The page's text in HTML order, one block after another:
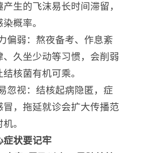
生的飞沫易长时间滞留，
概率。
偏弱：熬夜备考、作息紊
、久坐少动等习惯，会削弱
核菌有机可乘。
忽视：结核起病隐匿，症
冒，拖延就诊会扩大传播范
。
症状要记牢